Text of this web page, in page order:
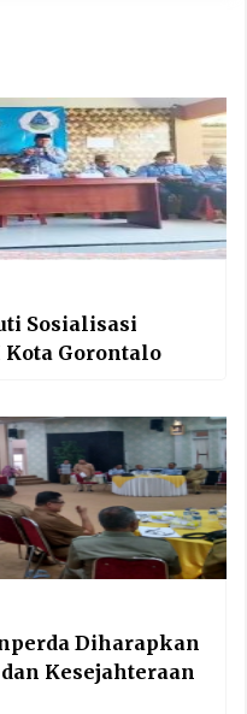
Sosialisasi
Gorontalo
Diharapkan
Kesejahteraan